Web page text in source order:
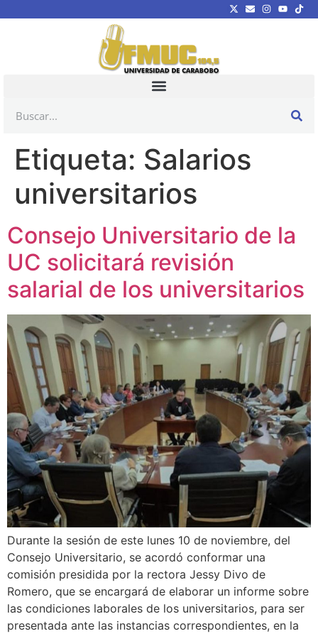
Etiqueta: Salarios
universitarios
Consejo Universitario de la
UC solicitará revisión
salarial de los universitarios
Durante la sesión de este lunes 10 de noviembre, del
Consejo Universitario, se acordó conformar una
comisión presidida por la rectora Jessy Divo de
Romero, que se encargará de elaborar un informe sobre
las condiciones laborales de los universitarios, para ser
presentada ante las instancias correspondientes, en la